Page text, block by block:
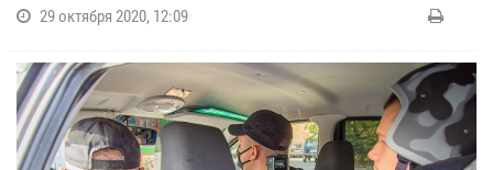
29 октября 2020, 12:09